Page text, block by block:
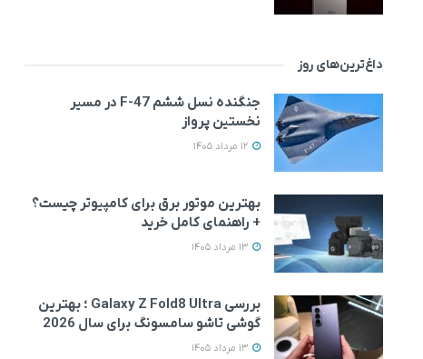
داغ‌ترین‌های روز
جنگنده نسل ششم F-47 در مسیر
نخستین پرواز
بهترین موتور برق برای کامپیوتر چیست؟
+ راهنمای کامل خرید
بررسی Galaxy Z Fold8 Ultra ؛ بهترین
گوشی تاشو سامسونگ برای سال 2026